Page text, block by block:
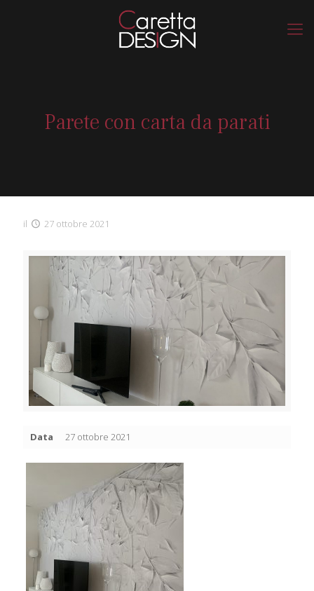
Parete con carta da parati
il 27 ottobre 2021
Data 27 ottobre 2021